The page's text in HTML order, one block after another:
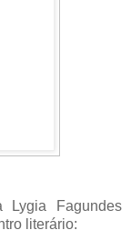
Lygia Fagundes
literário: